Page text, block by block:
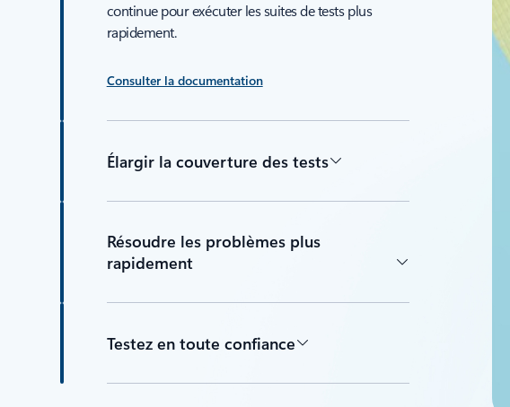
continue pour exécuter les suites de tests plus
rapidement.
Consulter la documentation
Élargir la couverture des tests
Résoudre les problèmes plus
rapidement
Testez en toute confiance